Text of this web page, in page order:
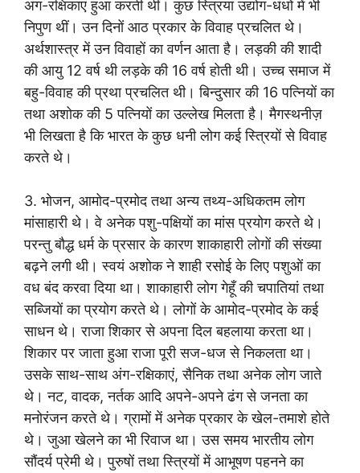
अंग-रक्षिकाएं हुआ करती थीं। कुछ स्त्रियां उद्योग-धंधों में भी
निपुण थीं। उन दिनों आठ प्रकार के विवाह प्रचलित थे।
अर्थशास्त्र में उन विवाहों का वर्णन आता है। लड़की की शादी
की आयु 12 वर्ष थी लड़के की 16 वर्ष होती थी। उच्च समाज में
बहु-विवाह की प्रथा प्रचलित थी। बिन्दुसार की 16 पत्नियों का
तथा अशोक की 5 पत्नियों का उल्लेख मिलता है। मैगस्थनीज़
भी लिखता है कि भारत के कुछ धनी लोग कई स्त्रियों से विवाह
करते थे।
3. भोजन, आमोद-प्रमोद तथा अन्य तथ्य-अधिकतम लोग
मांसाहारी थे। वे अनेक पशु-पक्षियों का मांस प्रयोग करते थे।
परन्तु बौद्ध धर्म के प्रसार के कारण शाकाहारी लोगों की संख्या
बढ़ने लगी थी। स्वयं अशोक ने शाही रसोई के लिए पशुओं का
वध बंद करवा दिया था। शाकाहारी लोग गेहूँ की चपातियां तथा
सब्जियों का प्रयोग करते थे। लोगों के आमोद-प्रमोद के कई
साधन थे। राजा शिकार से अपना दिल बहलाया करता था।
शिकार पर जाता हुआ राजा पूरी सज-धज से निकलता था।
उसके साथ-साथ अंग-रक्षिकाएं, सैनिक तथा अनेक लोग जाते
थे। नट, वादक, नर्तक आदि अपने-अपने ढंग से जनता का
मनोरंजन करते थे। ग्रामों में अनेक प्रकार के खेल-तमाशे होते
थे। जुआ खेलने का भी रिवाज था। उस समय भारतीय लोग
सौंदर्य प्रेमी थे। पुरुषों तथा स्त्रियों में आभूषण पहनने का